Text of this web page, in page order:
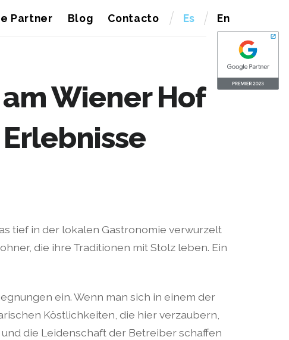
Partner Blog Contacto Es En
Wiener Hof
tief in der lokalen Gastronomie verwurzelt
die ihre Traditionen mit Stolz leben. Ein
ein. Wenn man sich in einem der
Köstlichkeiten, die hier verzaubern,
die Leidenschaft der Betreiber schaffen